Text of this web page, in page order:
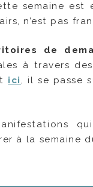
semaine est
n’est pas
de
à travers
ici , il se passe
à la semaine